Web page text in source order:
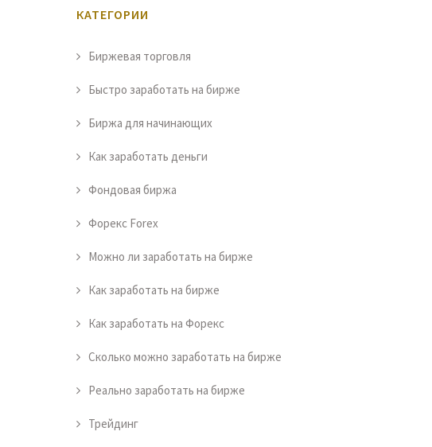
КАТЕГОРИИ
Биржевая торговля
Быстро заработать на бирже
Биржа для начинающих
Как заработать деньги
Фондовая биржа
Форекс Forex
Можно ли заработать на бирже
Как заработать на бирже
Как заработать на Форекс
Сколько можно заработать на бирже
Реально заработать на бирже
Трейдинг